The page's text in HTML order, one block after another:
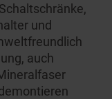
und
auch